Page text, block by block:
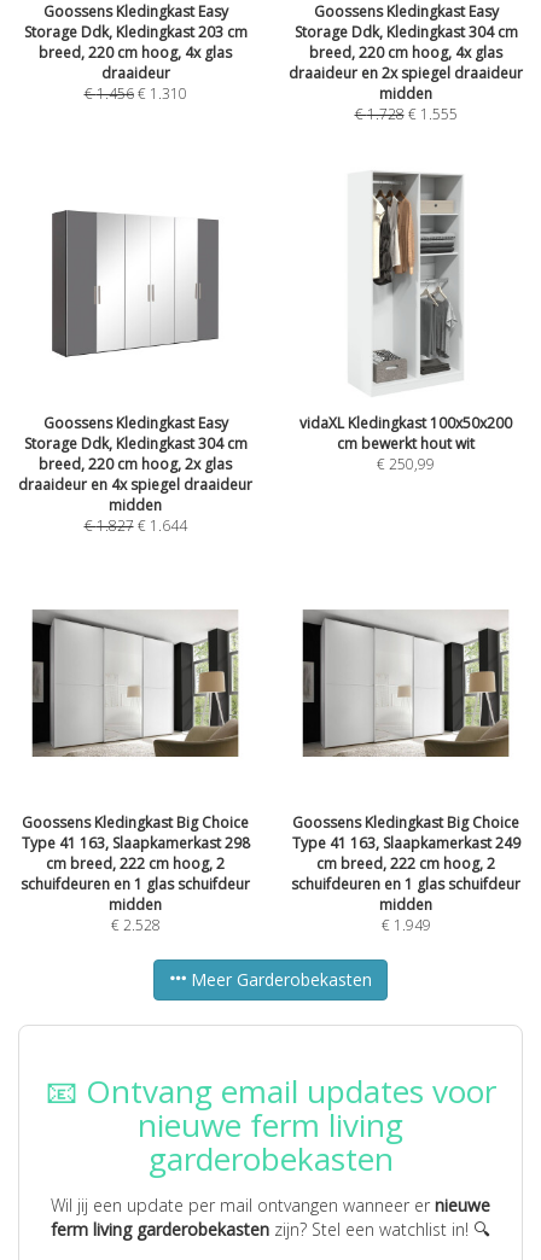
Goossens Kledingkast Easy
Storage Ddk, Kledingkast 203 cm
breed, 220 cm hoog, 4x glas
draaideur
€1.456 € 1.310
Goossens Kledingkast Easy
Storage Ddk, Kledingkast 304 cm
breed, 220 cm hoog, 4x glas
draaideur en 2x spiegel draaideur
midden
€1.728 € 1.555
Goossens Kledingkast Easy
Storage Ddk, Kledingkast 304 cm
breed, 220 cm hoog, 2x glas
draaideur en 4x spiegel draaideur
midden
€1.827 € 1.644
vidaXL Kledingkast 100x50x200
cm bewerkt hout wit
€250,99
Goossens Kledingkast Big Choice
Type 41 163, Slaapkamerkast 298
cm breed, 222 cm hoog, 2
schuifdeuren en 1 glas schuifdeur
midden
€2.528
Goossens Kledingkast Big Choice
Type 41 163, Slaapkamerkast 249
cm breed, 222 cm hoog, 2
schuifdeuren en 1 glas schuifdeur
midden
€ 1.949
Meer Garderobekasten
📧 Ontvang email updates voor
nieuwe ferm living
garderobekasten
Wil jij een update per mail ontvangen wanneer er nieuwe
ferm living garderobekasten zijn? Stel een watchlist in! 🔍